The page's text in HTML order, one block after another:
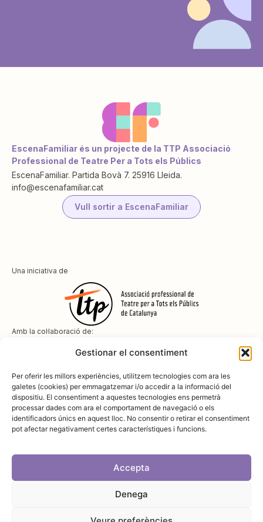
Gestionar el consentiment
Per oferir les millors experiències, utilitzem tecnologies com ara les
galetes (cookies) per emmagatzemar i/o accedir a la informació del
dispositiu. El consentiment a aquestes tecnologies ens permetrà
processar dades com ara el comportament de navegació o els
identificadors únics en aquest lloc. No consentir o retirar el consentiment
pot afectar negativament certes característiques i funcions.
Accepta
Denega
EscenaFamiliar és un projecte de la TTP Associació
Professional de Teatre Per a Tots els Públics
EscenaFamiliar. Partida Bovà 7. 25916 Lleida.
info@escenafamiliar.cat
Vull sortir a EscenaFamiliar
Una iniciativa de
Amb la col·laboració de:
Amb el suport de
Política de privadesa